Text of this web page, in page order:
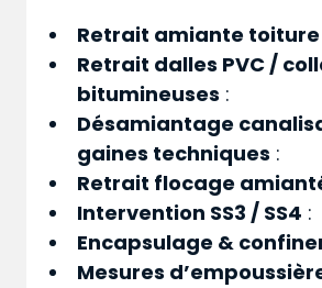
Retrait amiante toiture
Retrait dalles PVC /
bitumineuses :
Désamiantage
gaines techniques :
Retrait flocage
Intervention SS3 / SS4 :
Encapsulage &
Mesures